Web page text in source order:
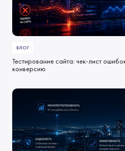
БЛОГ
Тестирование сайта: чек-лист
конверсию